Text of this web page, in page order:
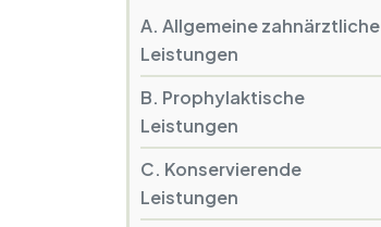
A. Allgemeine zahnärztliche
Leistungen
B. Prophylaktische
Leistungen
C. Konservierende
Leistungen